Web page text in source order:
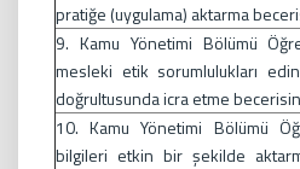
pratiğe (uygulama) aktarma
9. Kamu Yönetimi Bölümü
mesleki etik sorumlulukları
doğrultusunda icra etme
10. Kamu Yönetimi Bölümü
bilgileri etkin bir şekilde